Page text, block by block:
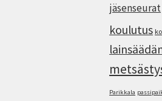
jäsenseurat
koulutus
Parikkala